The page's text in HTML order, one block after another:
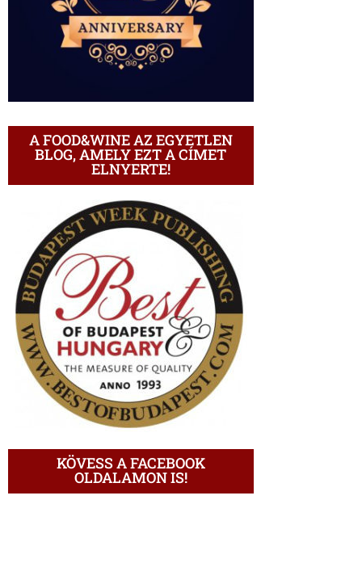
A FOOD&WINE AZ EGYETLEN
BLOG, AMELY EZT A CÍMET
ELNYERTE!
KÖVESS A FACEBOOK
OLDALAMON IS!